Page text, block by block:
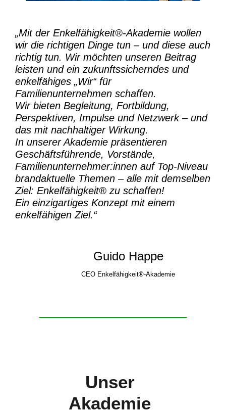
„Mit der Enkelfähigkeit®-Akademiewollen
wir die richtigen Dinge tun – und diese auch
richtig tun. Wir möchten unseren Beitrag
leisten und ein zukunftssicherndes und
enkelfähiges „Wir“ für
Familienunternehmen schaffen.
Wir bieten Begleitung, Fortbildung,
Perspektiven, Impulse und Netzwerk – und
das mit nachhaltiger Wirkung.
In unserer Akademie präsentieren
Geschäftsführende, Vorstände,
Familienunternehmer:innen auf Top-Niveau
brandaktuelle Themen – alle mit demselben
Ziel: Enkelfähigkeit® zu schaffen!
Ein einzigartiges Konzept mit einem
enkelfähigen Ziel.“
Guido Happe
CEO Enkelfähigkeit®-Akademie
Unser
Akademie